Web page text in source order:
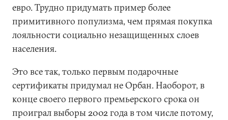
евро. Трудно придумать пример более
примитивного популизма, чем прямая покупка
лояльности социально незащищенных слоев
населения.
Это все так, только первым подарочные
сертификаты придумал не Орбан. Наоборот, в
конце своего первого премьерского срока он
проиграл выборы 2002 года в том числе потому,